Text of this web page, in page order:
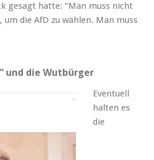
gesagt hatte: “Man muss nicht
die AfD zu wählen. Man muss
und die Wutbürger
Eventuell
halten es
die